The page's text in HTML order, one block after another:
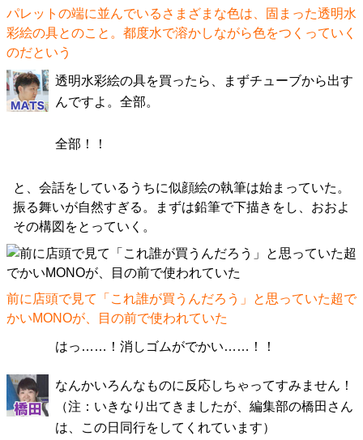
パレットの端に並んでいるさまざまな色は、固まった透明水
彩絵の具とのこと。都度水で溶かしながら色をつくっていく
のだという
透明水彩絵の具を買ったら、まずチューブから出す
んですよ。全部。
全部！！
と、会話をしているうちに似顔絵の執筆は始まっていた。
振る舞いが自然すぎる。まずは鉛筆で下描きをし、おおよ
その構図をとっていく。
前に店頭で見て「これ誰が買うんだろう」と思っていた超で
かいMONOが、目の前で使われていた
はっ……！消しゴムがでかい……！！
なんかいろんなものに反応しちゃってすみません！
（注：いきなり出てきましたが、編集部の橋田さん
は、この日同行をしてくれています）